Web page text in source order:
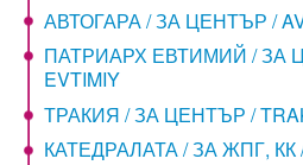
АВТОГАРА / ЗА ЦЕНТЪР /
ПАТРИАРХ ЕВТИМИЙ / ЗА
EVTIMIY
ТРАКИЯ / ЗА ЦЕНТЪР /
КАТЕДРАЛАТА / ЗА ЖПГ, КК /